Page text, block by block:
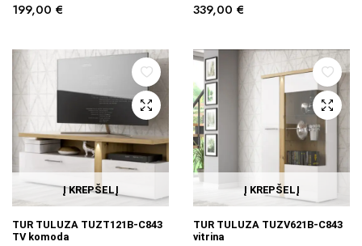
199,00 € 339,00 €
Į KREPŠELĮ
TUR TULUZA TUZT121B-C843
TV komoda
Į KREPŠELĮ
TUR TULUZA TUZV621B-C843
vitrina